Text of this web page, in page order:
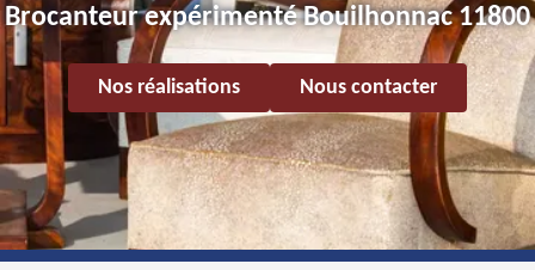
Brocanteur expérimenté Bouilhonnac 11800
Nos réalisations Nous contacter